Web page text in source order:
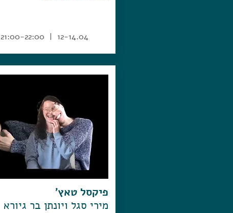
12-14.04 | 21:00-22:00
פיקסל טאץ'
מירי סגל ויונתן בר גיורא